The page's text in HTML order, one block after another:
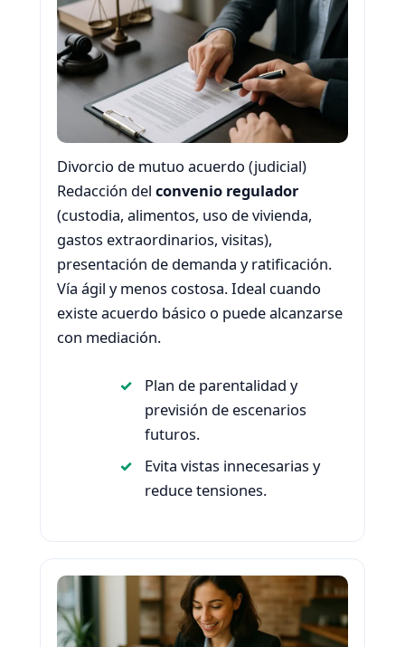
Divorcio de mutuo acuerdo (judicial)
Redacción del convenio regulador
(custodia, alimentos, uso de vivienda,
gastos extraordinarios, visitas),
presentación de demanda y ratificación.
Vía ágil y menos costosa. Ideal cuando
existe acuerdo básico o puede alcanzarse
con mediación.
Plan de parentalidad y
previsión de escenarios
futuros.
Evita vistas innecesarias y
reduce tensiones.